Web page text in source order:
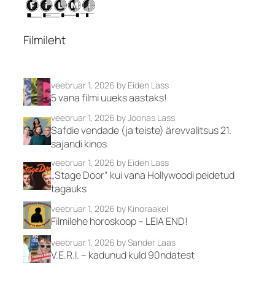
Filmileht
veebruar 1, 2026 by Eiden Lass
5 vana filmi uueks aastaks!
veebruar 1, 2026 by Joonas Lass
Safdie vendade (ja teiste) ärevvalitsus 21.
sajandi kinos
veebruar 1, 2026 by Eiden Lass
„Stage Door“ kui vana Hollywoodi peidetud
tagauks
veebruar 1, 2026 by Kinoraakel
Filmilehe horoskoop – LEIA END!
veebruar 1, 2026 by Sander Laas
V.E.R.I. – kadunud kuld 90ndatest